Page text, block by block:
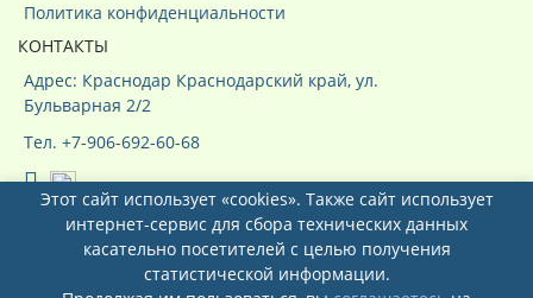
Политика конфиденциальности
КОНТАКТЫ
Адрес: Краснодар Краснодарский край, ул.
Бульварная 2/2
Тел. +7-906-692-60-68
Этот сайт использует «cookies». Также сайт использует
интернет-сервис для сбора технических данных
касательно посетителей с целью получения
статистической информации.